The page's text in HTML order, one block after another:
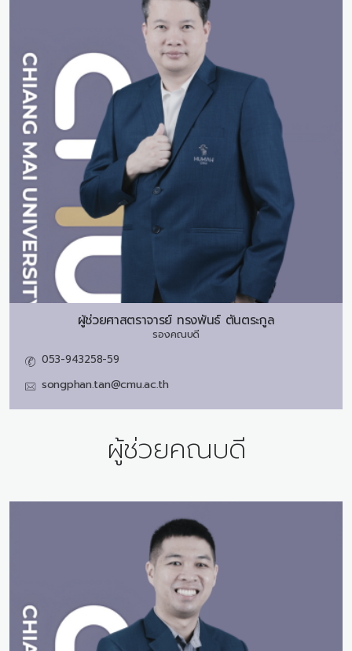
ผู้ช่วยศาสตราจารย์ ทรงพันธ์ ตันตระกูล
รองคณบดี
053-943258-59
songphan.tan@cmu.ac.th
ผู้ช่วยคณบดี